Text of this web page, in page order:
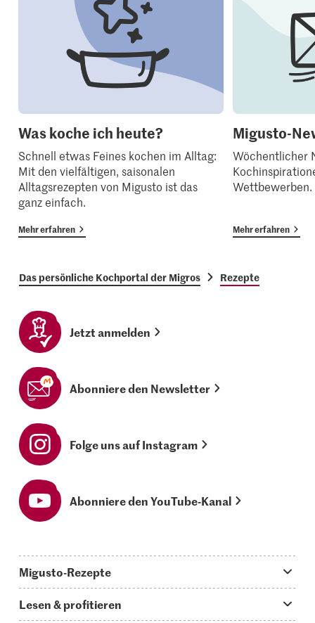
Was koche ich heute?
Schnell etwas Feines kochen im Alltag:
Mit den vielfältigen, saisonalen
Alltagsrezepten von Migusto ist das
ganz einfach.
Mehr erfahren
Migusto-
Wöchentlicher
Wettbewerben.
Mehr erfahren
Das persönliche Kochportal der Migros Rezepte
Jetzt anmelden
Abonniere den Newsletter
Folge uns auf Instagram
Abonniere den YouTube-Kanal
Migusto-Rezepte
Lesen & profitieren